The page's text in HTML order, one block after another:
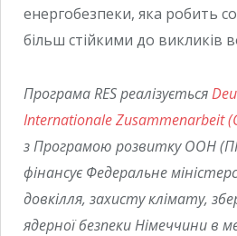
енергобезпеки, яка робить
більш стійкими до викликів
Програма RES реалізується
Internationale Zusammenarbeit
з Програмою розвитку ООН
фінансує Федеральне
довкілля, захисту клімату,
ядерної безпеки Німеччини в